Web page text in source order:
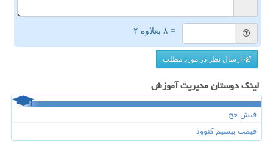
= ۸ بعلاوه ۲
ارسال نظر در مورد مطلب
لینک دوستان مدیریت آموزش
فیش حج
قیمت بیسیم کنوود